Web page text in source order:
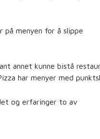
på menyen for å slippe
annet kunne bistå
har menyer med
og erfaringer to av